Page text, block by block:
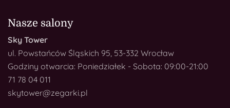
Nasze salony
Sky Tower
ul. Powstańców Śląskich 95, 53-332 Wrocław
Godziny otwarcia: Poniedziałek - Sobota: 09:00-21:00
71 78 04 011
skytower@zegarki.pl